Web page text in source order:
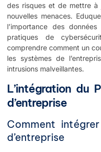
des risques et de mettre à
nouvelles menaces.
l’importance des
pratiques de
comprendre comment un
les systèmes de
intrusions malveillantes.
L’intégration du
d’entreprise
Comment
d’entreprise